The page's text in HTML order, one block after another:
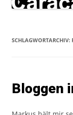
SCHLAGWORTARCHIV:
Bloggen